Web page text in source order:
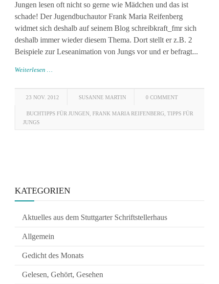
Jungen lesen oft nicht so gerne wie Mädchen und das ist
schade! Der Jugendbuchautor Frank Maria Reifenberg
widmet sich deshalb auf seinem Blog schreibkraft_fmr sich
deshalb immer wieder diesem Thema. Dort stellt er z.B. 2
Beispiele zur Leseanimation von Jungs vor und er befragt...
Weiterlesen …
23 NOV. 2012 SUSANNE MARTIN 0 COMMENT
BUCHTIPPS FÜR JUNGEN FRANK MARIA REIFENBERG TIPPS FÜR
JUNGS
KATEGORIEN
Aktuelles aus dem Stuttgarter Schriftstellerhaus
Allgemein
Gedicht des Monats
Gelesen, Gehört, Gesehen